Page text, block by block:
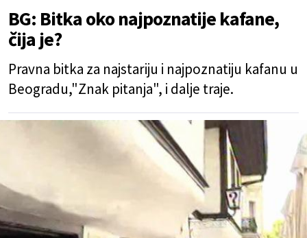
BG: Bitka oko najpoznatije kafane,
čija je?
Pravna bitka za najstariju i najpoznatiju kafanu u
Beogradu,"Znak pitanja", i dalje traje.